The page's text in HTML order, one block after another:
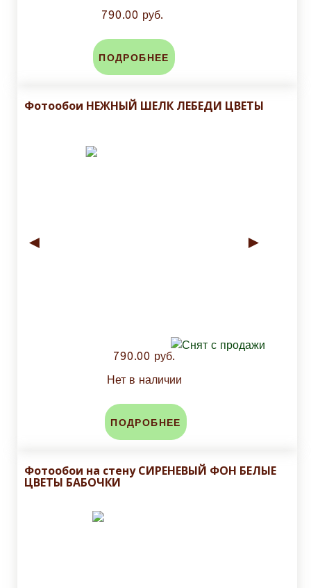
790.00 руб.
ПОДРОБНЕЕ
Фотообои НЕЖНЫЙ ШЕЛК ЛЕБЕДИ ЦВЕТЫ
◄ ►
790.00 руб.
Нет в наличии
ПОДРОБНЕЕ
Фотообои на стену СИРЕНЕВЫЙ ФОН БЕЛЫЕ
ЦВЕТЫ БАБОЧКИ